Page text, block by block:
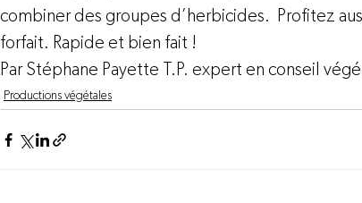
combiner des groupes d’herbicides.  Profitez
forfait. Rapide et bien fait !
Par Stéphane Payette T.P. expert en conseil
Productions végétales